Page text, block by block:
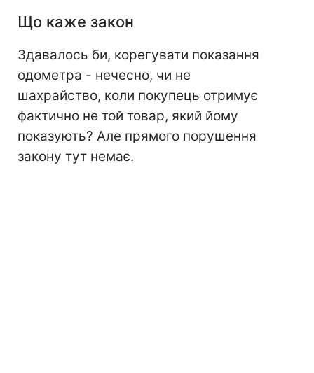
Що каже закон
Здавалось би, корегувати показання
одометра - нечесно, чи не
шахрайство, коли покупець отримує
фактично не той товар, який йому
показують? Але прямого порушення
закону тут немає.